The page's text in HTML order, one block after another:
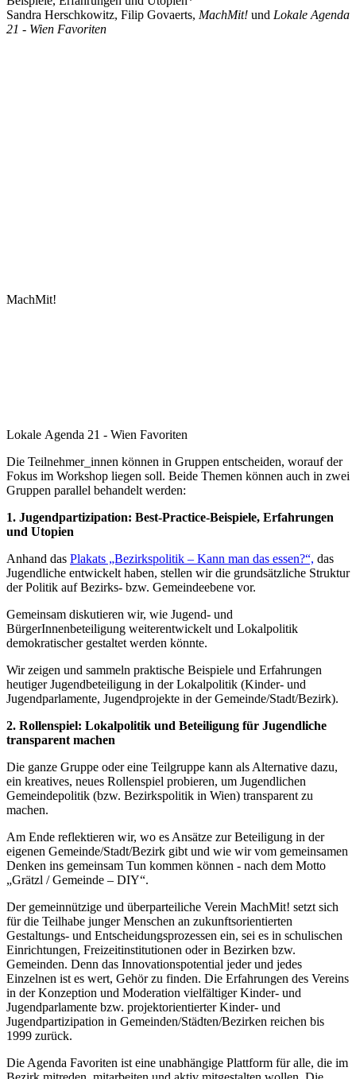
Sandra Herschkowitz, Filip Govaerts, MachMit! und Lokale Agenda
21 - Wien Favoriten
MachMit!
Lokale Agenda 21 - Wien Favoriten
Die Teilnehmer_innen können in Gruppen entscheiden, worauf der
Fokus im Workshop liegen soll. Beide Themen können auch in zwei
Gruppen parallel behandelt werden:
1. Jugendpartizipation: Best-Practice-Beispiele, Erfahrungen
und Utopien
Anhand das Plakats „Bezirkspolitik – Kann man das essen?“, das
Jugendliche entwickelt haben, stellen wir die grundsätzliche Struktur
der Politik auf Bezirks- bzw. Gemeindeebene vor.
Gemeinsam diskutieren wir, wie Jugend- und
BürgerInnenbeteiligung weiterentwickelt und Lokalpolitik
demokratischer gestaltet werden könnte.
Wir zeigen und sammeln praktische Beispiele und Erfahrungen
heutiger Jugendbeteiligung in der Lokalpolitik (Kinder- und
Jugendparlamente, Jugendprojekte in der Gemeinde/Stadt/Bezirk).
2. Rollenspiel: Lokalpolitik und Beteiligung für Jugendliche
transparent machen
Die ganze Gruppe oder eine Teilgruppe kann als Alternative dazu,
ein kreatives, neues Rollenspiel probieren, um Jugendlichen
Gemeindepolitik (bzw. Bezirkspolitik in Wien) transparent zu
machen.
Am Ende reflektieren wir, wo es Ansätze zur Beteiligung in der
eigenen Gemeinde/Stadt/Bezirk gibt und wie wir vom gemeinsamen
Denken ins gemeinsam Tun kommen können - nach dem Motto
„Grätzl / Gemeinde – DIY“.
Der gemeinnützige und überparteiliche Verein MachMit! setzt sich
für die Teilhabe junger Menschen an zukunftsorientierten
Gestaltungs- und Entscheidungsprozessen ein, sei es in schulischen
Einrichtungen, Freizeitinstitutionen oder in Bezirken bzw.
Gemeinden. Denn das Innovationspotential jeder und jedes
Einzelnen ist es wert, Gehör zu finden. Die Erfahrungen des Vereins
in der Konzeption und Moderation vielfältiger Kinder- und
Jugendparlamente bzw. projektorientierter Kinder- und
Jugendpartizipation in Gemeinden/Städten/Bezirken reichen bis
1999 zurück.
Die Agenda Favoriten ist eine unabhängige Plattform für alle, die im